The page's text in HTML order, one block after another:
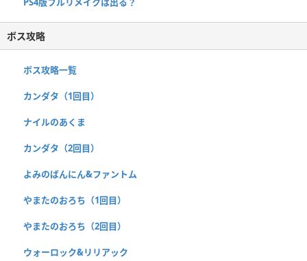
ボス攻略
ボス攻略一覧
カンダタ（1回目）
ナイルのあくま
カンダタ（2回目）
よみのばんにん&ファントム
やまたのおろち（1回目）
やまたのおろち（2回目）
ウォーロック&リリアック